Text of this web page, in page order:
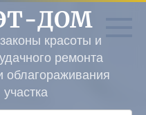
ДОМ
красоты и
ремонта
облагораживания
участка